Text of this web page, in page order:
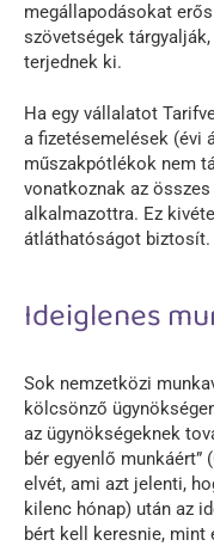
megállapodásokat
szövetségek
terjednek ki.
Ha egy vállalatot
a fizetésemelések (évi
műszakpótlékok nem
vonatkoznak az
alkalmazottra. Ez
átláthatóságot biztosít.
Ideiglenes
Sok nemzetközi
kölcsönző
az ügynökségeknek
bér egyenlő munkáért”
elvét, ami azt jelenti,
kilenc hónap) után az
bért kell keresnie, mint